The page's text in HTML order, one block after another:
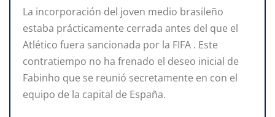
La incorporación del joven medio brasileño
estaba prácticamente cerrada antes del que el
Atlético fuera sancionada por la FIFA . Este
contratiempo no ha frenado el deseo inicial de
Fabinho que se reunió secretamente en con el
equipo de la capital de España.